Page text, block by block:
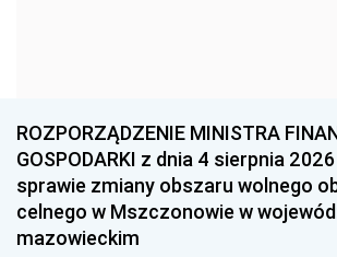
1957 1956
1954 1953
1951 1950
1948
ROZPORZĄDZENIE MINISTRA
GOSPODARKI z dnia 4 sierpnia 2026
sprawie zmiany obszaru wolnego
celnego w Mszczonowie w
mazowieckim